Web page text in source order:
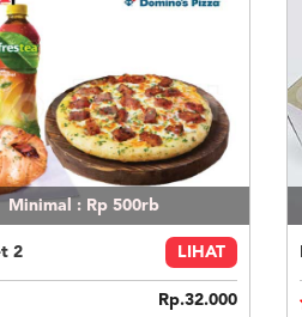
Minimal : Rp 500rb
2 LIHAT
Rp.32.000